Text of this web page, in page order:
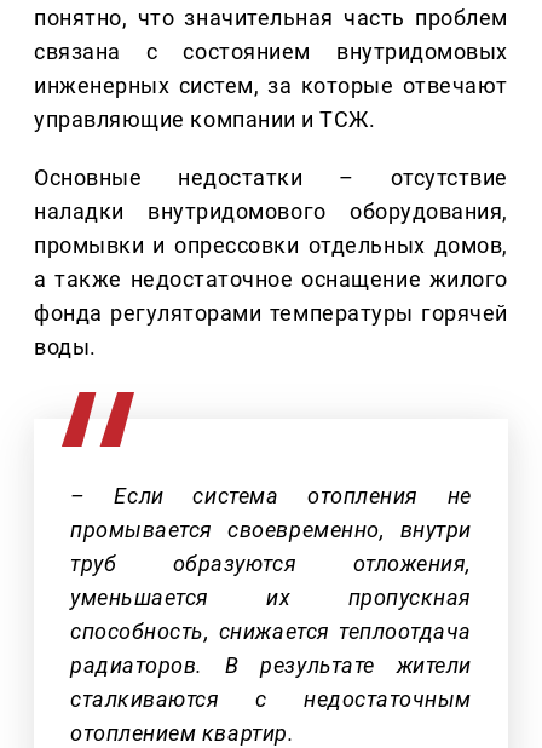
понятно, что значительная часть проблем
связана с состоянием внутридомовых
инженерных систем, за которые отвечают
управляющие компании и ТСЖ.
Основные недостатки – отсутствие
наладки внутридомового оборудования,
промывки и опрессовки отдельных домов,
а также недостаточное оснащение жилого
фонда регуляторами температуры горячей
воды.
– Если система отопления не
промывается своевременно, внутри
труб образуются отложения,
уменьшается их пропускная
способность, снижается теплоотдача
радиаторов. В результате жители
сталкиваются с недостаточным
отоплением квартир.